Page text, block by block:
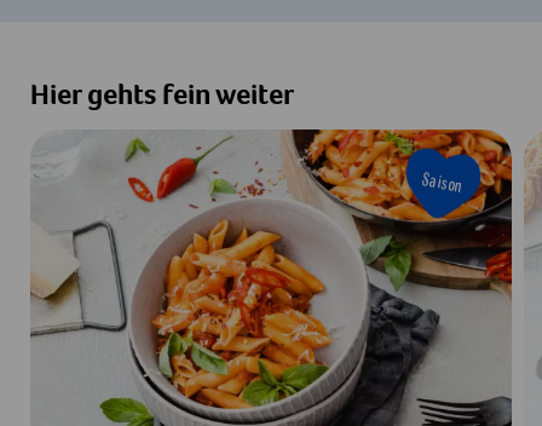
Hier gehts fein weiter
Saison